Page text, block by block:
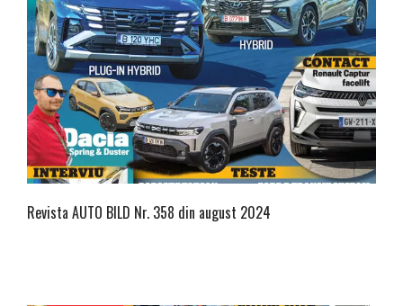
Revista AUTO BILD Nr. 358 din august 2024